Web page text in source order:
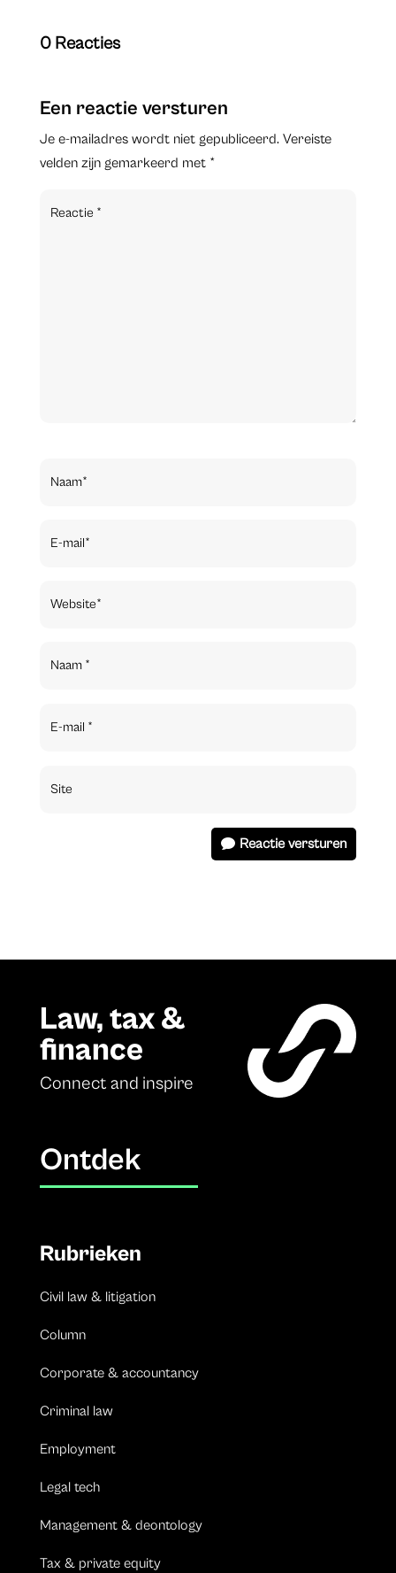
0 Reacties
Een reactie versturen
Je e-mailadres wordt niet gepubliceerd. Vereiste
velden zijn gemarkeerd met *
Reactie versturen
Law, tax &
finance
Connect and inspire
Ontdek
Rubrieken
Civil law & litigation
Column
Corporate & accountancy
Criminal law
Employment
Legal tech
Management & deontology
Tax & private equity